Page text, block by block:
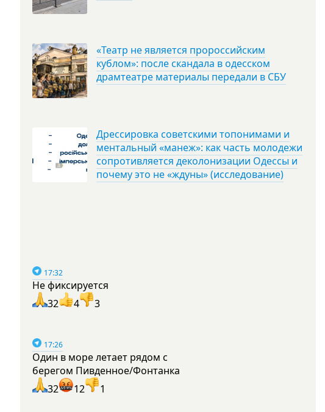
«Театр не является пророссийским
кублом»: после скандала в одесском
драмтеатре материалы передали в СБУ
Дрессировка советскими топонимами и
ментальный «манеж»: как часть молодежи
сопротивляется деколонизации Одессы и
почему это не «ждуны» (исследование)
17:32
Не фиксируется
32
4 3
17:26
Один в море летает рядом с
берегом Пивденное/Фонтанка
32
12 1